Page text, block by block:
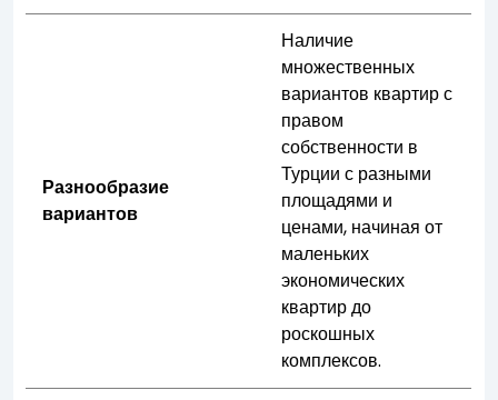
Разнообразие
вариантов
Наличие
множественных
вариантов квартир с
правом
собственности в
Турции с разными
площадями и
ценами, начиная от
маленьких
экономических
квартир до
роскошных
комплексов.